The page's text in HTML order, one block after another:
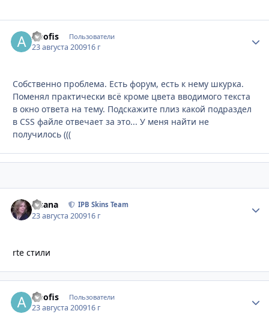
Apofis Пользователи
23 августа 200916 г
Собственно проблема. Есть форум, есть к нему шкурка.
Поменял практически всё кроме цвета вводимого текста
в окно ответа на тему. Подскажите плиз какой подраздел
в CSS файле отвечает за это... У меня найти не
получилось (((
Fisana IPB Skins Team
23 августа 200916 г
rte стили
Apofis Пользователи
23 августа 200916 г